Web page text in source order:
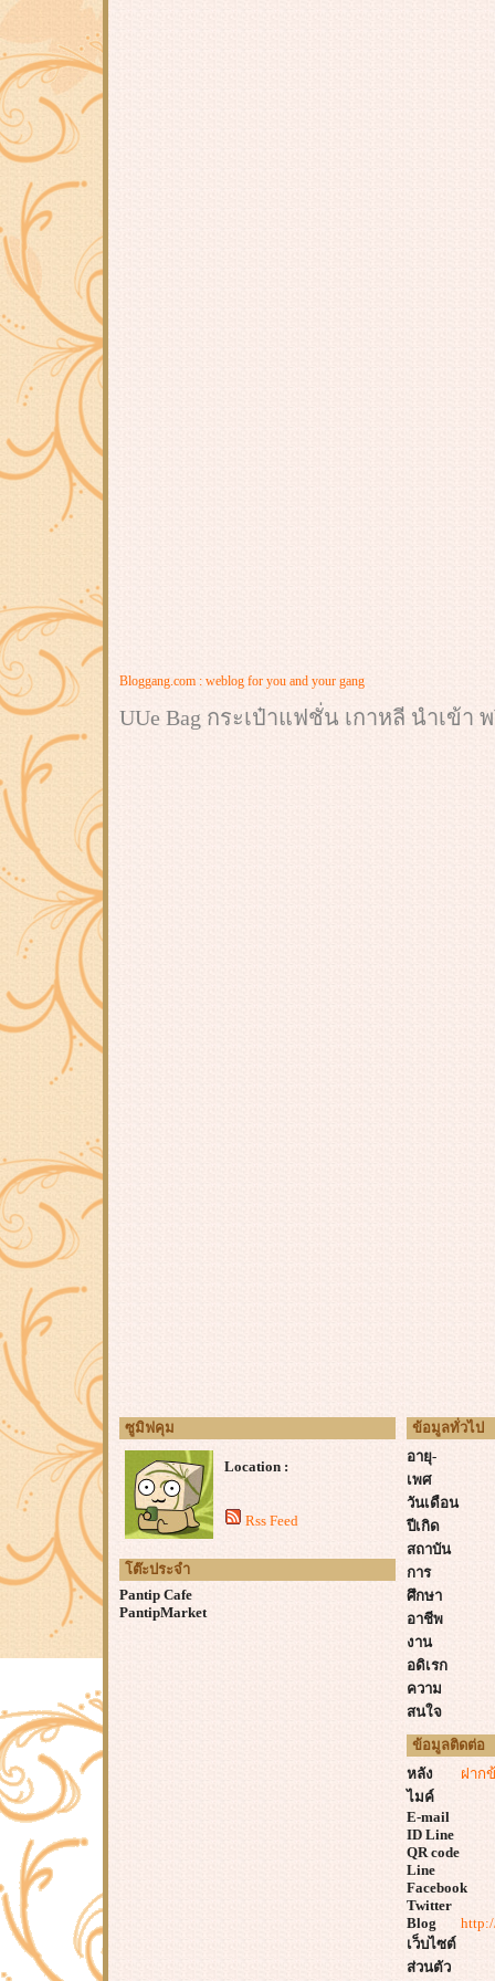
Bloggang.com : weblog for you and your gang
UUe Bag กระเป๋าแฟชั่น เกาหลี นำเข้า
ซูมิฟคุม
Location :
Rss Feed
โต๊ะประจำ
Pantip Cafe
PantipMarket
ข้อมูลทั่วไป
อายุ-
เพศ
วันเดือน
ปีเกิด
สถาบัน
การ
ศึกษา
อาชีพ
งาน
อดิเรก
ความ
สนใจ
ข้อมูลติดต่อ
หลัง
ไมค์
ฝาก
E-mail
ID Line
QR code
Line
Facebook
Twitter
Blog
เว็บไซต์
ส่วนตัว